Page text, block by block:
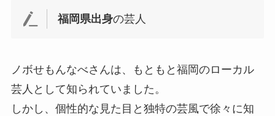
福岡県出身の芸人
ノボせもんなべさんは、もともと福岡のローカル
芸人として知られていました。
しかし、個性的な見た目と独特の芸風で徐々に知